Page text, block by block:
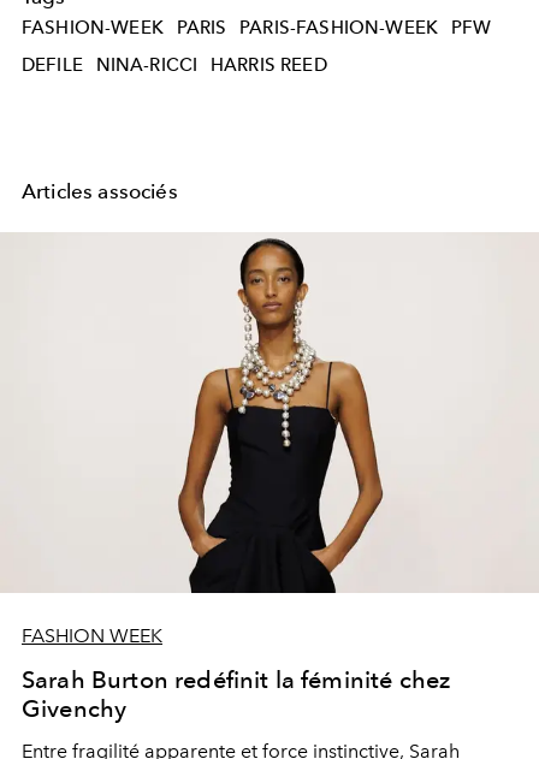
FASHION-WEEK PARIS PARIS-FASHION-WEEK
PFW
DEFILE
NINA-RICCI HARRIS REED
Articles associés
FASHION WEEK
Sarah Burton redéfinit la féminité chez
Givenchy
Entre fragilité apparente et force instinctive, Sarah